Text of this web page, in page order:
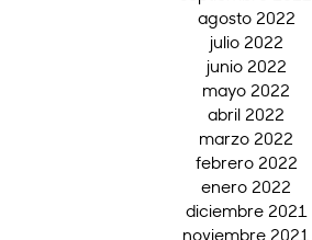
agosto 2022
julio 2022
junio 2022
mayo 2022
abril 2022
marzo 2022
febrero 2022
enero 2022
diciembre 2021
noviembre 2021